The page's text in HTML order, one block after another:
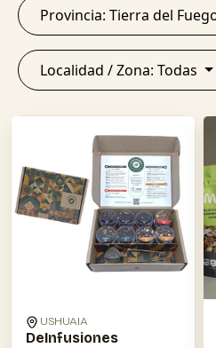
Provincia: Tierra del
Localidad / Zona: Todas
USHUAIA
DeInfusiones